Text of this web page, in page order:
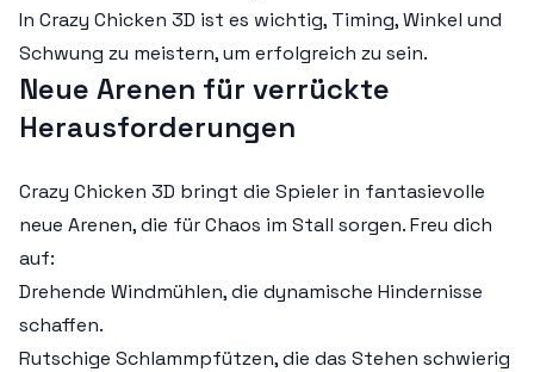
In Crazy Chicken 3D ist es wichtig, Timing, Winkel und
Schwung zu meistern, um erfolgreich zu sein.
Neue Arenen für verrückte
Herausforderungen
Crazy Chicken 3D bringt die Spieler in fantasievolle
neue Arenen, die für Chaos im Stall sorgen. Freu dich
auf:
Drehende Windmühlen, die dynamische Hindernisse
schaffen.
Rutschige Schlammpfützen, die das Stehen schwierig